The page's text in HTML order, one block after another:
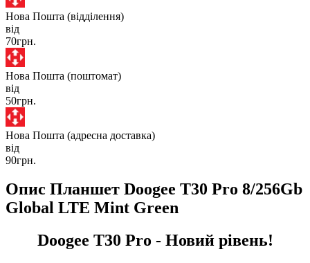
Нова Пошта (відділення)
від
70грн.
Нова Пошта (поштомат)
від
50грн.
Нова Пошта (адресна доставка)
від
90грн.
Опис Планшет Doogee T30 Pro 8/256Gb
Global LTE Mint Green
Doogee T30 Pro - Новий рівень!